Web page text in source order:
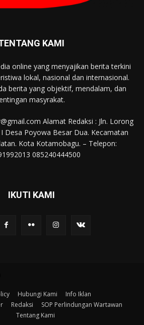
KAMI
online yang menyajikan berita terkini
lokal, nasional dan internasional.
berita yang objektif, mendalam, dan
masyrakat.
Alamat Redaksi : Jln. Lorong
Desa Poyowa Besar Dua. Kecamatan
Kota Kotamobagu. – Telepon:
085240444500
IKUTI KAMI
Hubungi Kami
Info Iklan
Redaksi
SOP Perlindungan Wartawan
Tentang Kami